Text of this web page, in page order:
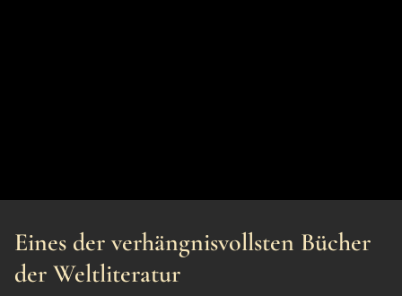
Eines der verhängnisvollsten Bücher
der Weltliteratur